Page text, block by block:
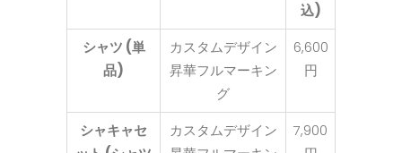
込)
シャツ (単
品)
カスタムデザイン
昇華フルマーキン
グ
6,600
円
シャキャセ
カスタムデザイン
7,900